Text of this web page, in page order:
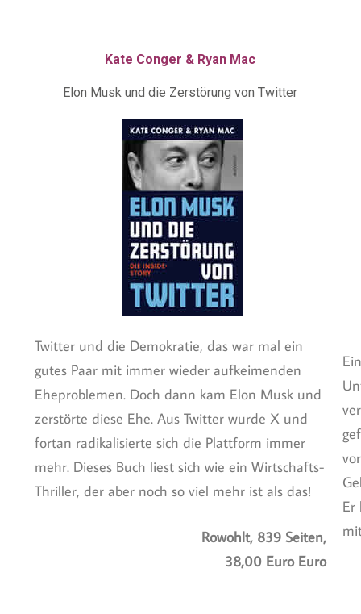
Kate Conger & Ryan Mac
Elon Musk und die Zerstörung von Twitter
Twitter und die Demokratie, das war mal ein
gutes Paar mit immer wieder aufkeimenden
Eheproblemen. Doch dann kam Elon Musk und
zerstörte diese Ehe. Aus Twitter wurde X und
fortan radikalisierte sich die Plattform immer
mehr. Dieses Buch liest sich wie ein Wirtschafts-
Thriller, der aber noch so viel mehr ist als das!
Rowohlt, 839 Seiten,
38,00 Euro Euro
Er